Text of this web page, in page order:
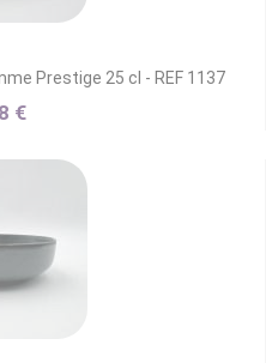
Prestige 25 cl - REF 1137
€